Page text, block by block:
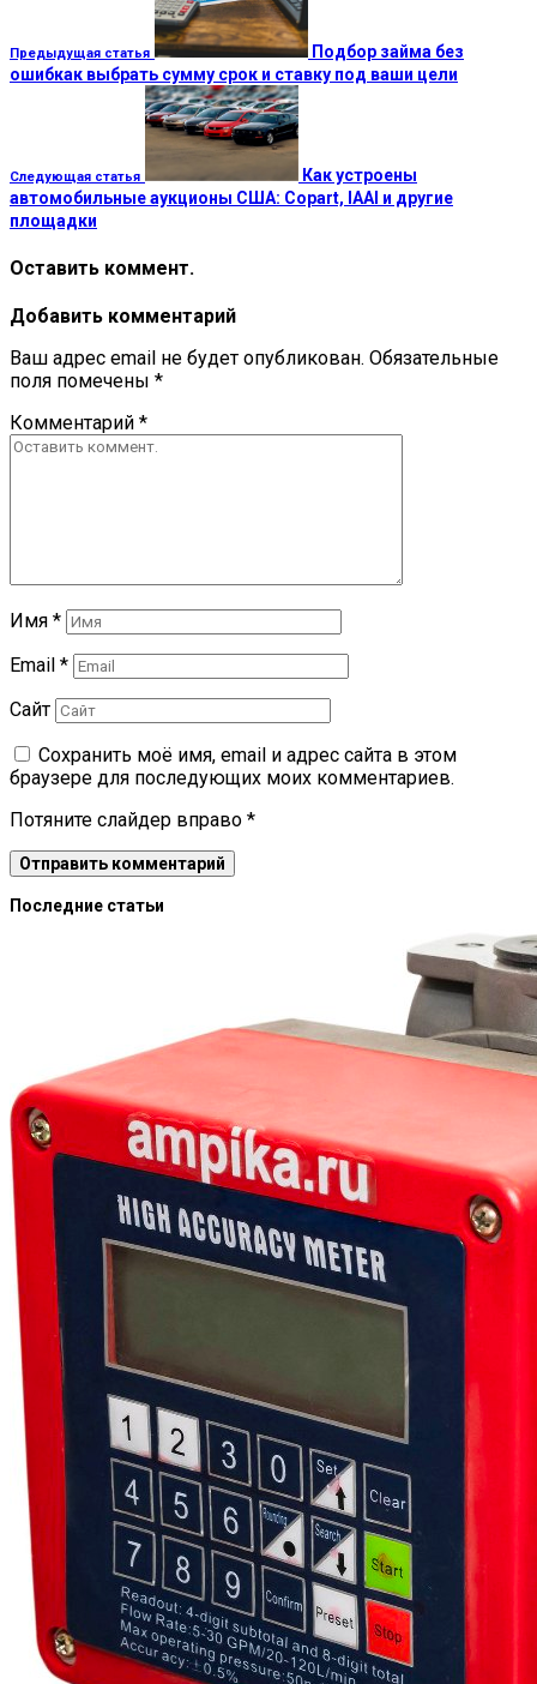
Предыдущая статья
Подбор займа без
ошибкак выбрать сумму срок и ставку под ваши цели
Следующая статья
Как устроены
автомобильные аукционы США: Copart, IAAI и другие
площадки
Оставить коммент.
Добавить комментарий
Ваш адрес email не будет опубликован. Обязательные
поля помечены *
Комментарий *
Имя *
Email *
Сайт
Сохранить моё имя, email и адрес сайта в этом
браузере для последующих моих комментариев.
Потяните слайдер вправо *
Последние статьи